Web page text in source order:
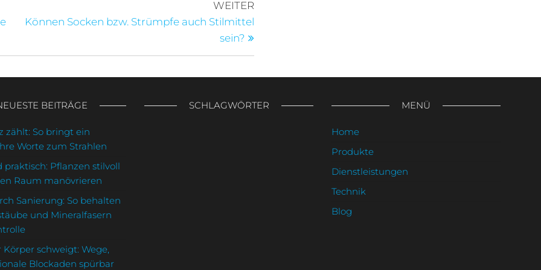
Nächster
Beitrag
WEITER
Können Socken bzw. Strümpfe auch Stilmittel
sein?
BEITRÄGE
zählt: So bringt ein
Worte zum Strahlen
praktisch: Pflanzen stilvoll
Raum manövrieren
Sanierung: So behalten
und Mineralfasern
Körper schweigt: Wege,
Blockaden spürbar
SCHLAGWÖRTER MENÜ
Home
Produkte
Dienstleistungen
Technik
Blog